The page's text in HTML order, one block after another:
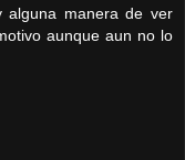
alguna manera de ver
aunque aun no lo